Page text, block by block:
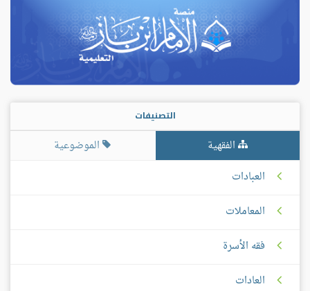
التصنيفات
الفقهية
الموضوعية
العبادات
المعاملات
فقه الأسرة
العادات